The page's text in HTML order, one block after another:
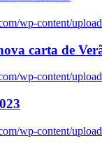
wp-content/
carta de
wp-content/
wp-content/